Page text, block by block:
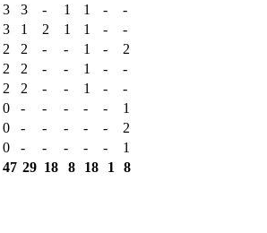
3 3 - 1 1 - -
3 1 2 1 1 - -
2 2 - - 1 - 2
2 2 - - 1 - -
2 2 - - 1 - -
0 - - - - - 1
0 - - - - - 2
0 - - - - -
1
47 29 18 8 18 1 8